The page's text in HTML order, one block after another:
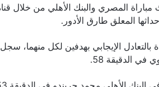
المعلق طارق الأدور.
في الدقيقة 58.